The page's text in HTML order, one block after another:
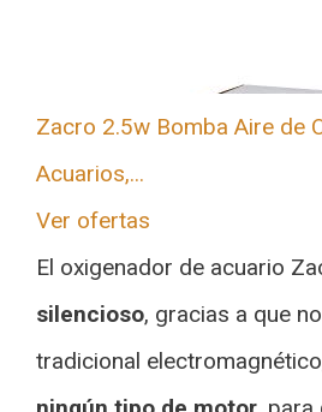
Zacro 2.5w Bomba Aire de
Acuarios,...
Ver ofertas
El oxigenador de acuario
silencioso, gracias a que
tradicional